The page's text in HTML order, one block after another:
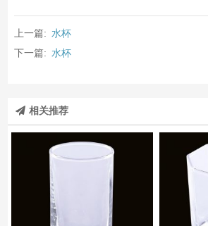
上一篇: 水杯
下一篇: 水杯
相关推荐